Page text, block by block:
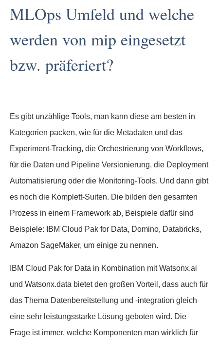
MLOps Umfeld und welche
werden von mip eingesetzt
bzw. präferiert?
Es gibt unzählige Tools, man kann diese am besten in
Kategorien packen, wie für die Metadaten und das
Experiment-Tracking, die Orchestrierung von Workflows,
für die Daten und Pipeline Versionierung, die Deployment
Automatisierung oder die Monitoring-Tools. Und dann gibt
es noch die Komplett-Suiten. Die bilden den gesamten
Prozess in einem Framework ab, Beispiele dafür sind
Beispiele: IBM Cloud Pak for Data, Domino, Databricks,
Amazon SageMaker, um einige zu nennen.
IBM Cloud Pak for Data in Kombination mit Watsonx.ai
und Watsonx.data bietet den großen Vorteil, dass auch für
das Thema Datenbereitstellung und -integration gleich
eine sehr leistungsstarke Lösung geboten wird. Die
Frage ist immer, welche Komponenten man wirklich für